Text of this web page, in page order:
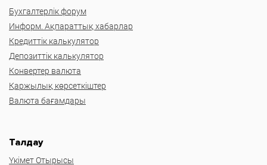
Бухгалтерлік форум
Информ. Ақпараттық хабарлар
Кредиттік калькулятор
Депозиттік калькулятор
Конвертер валюта
Қаржылық көрсеткіштер
Валюта бағамдары
Талдау
Үкімет Отырысы